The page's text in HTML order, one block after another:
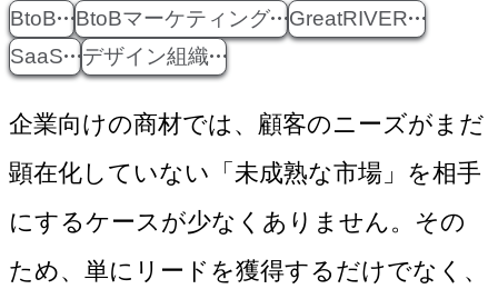
BtoB BtoBマーケティング
GreatRIVER
SaaS
デザイン組織
企業向けの商材では、顧客のニーズがまだ
顕在化していない「未成熟な市場」を相手
にするケースが少なくありません。その
ため、単にリードを獲得するだけでなく、